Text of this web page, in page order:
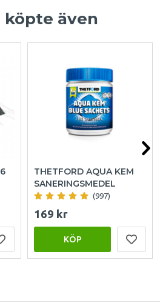
köpte även
THETFORD AQUA KEM
SANERINGSMEDEL
(997)
169 kr
KÖP